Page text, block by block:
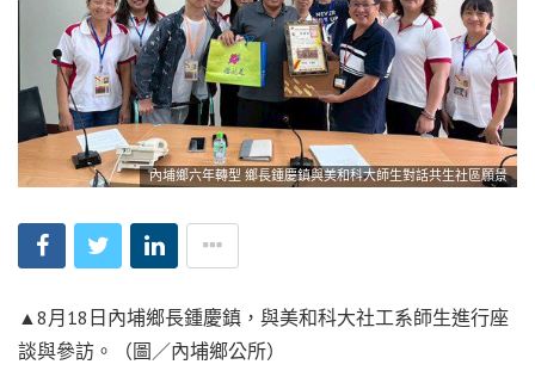
內埔鄉六年轉型 鄉長鍾慶鎮與美和科大師生對話共生社區願景
▲8月18日內埔鄉長鍾慶鎮，與美和科大社工系師生進行座
談與參訪。（圖／內埔鄉公所）